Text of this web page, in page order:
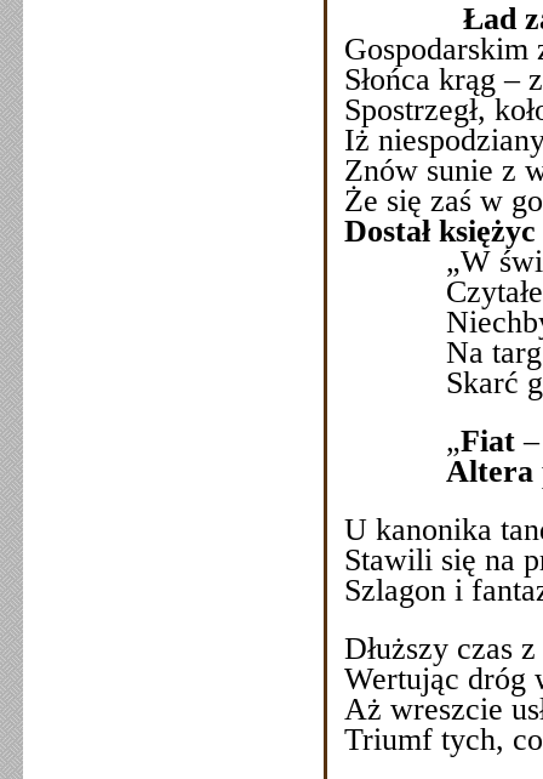
Ład
Słońca krąg –
Spostrzegł,
Iż
Znów sunie z
Że się zaś w
Dostał
„W świątek
Czytałeś w
Niechby
Na targ do
Skarć go
„Fiat
Altera
U kanonika
Stawili się na
Szlagon i
Dłuższy czas
Wertując dróg
Aż wreszcie
Triumf tych,